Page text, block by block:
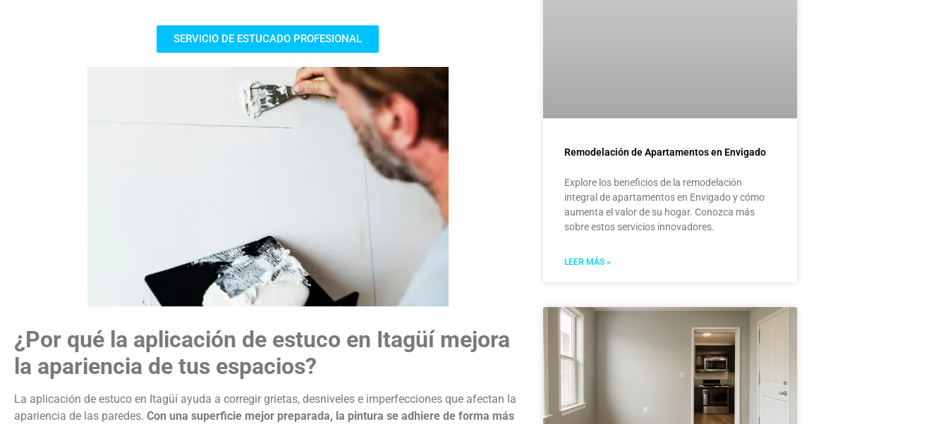
SERVICIO DE ESTUCADO PROFESIONAL
¿Por qué la aplicación de estuco en Itagüí mejora
la apariencia de tus espacios?
La aplicación de estuco en Itagüí ayuda a corregir grietas, desniveles e imperfecciones que afectan la
apariencia de las paredes. Con una superficie mejor preparada, la pintura se adhiere de forma más
Remodelación de Apartamentos en Envigado
Explore los beneficios de la remodelación
integral de apartamentos en Envigado y cómo
aumenta el valor de su hogar. Conozca más
sobre estos servicios innovadores.
LEER MÁS »